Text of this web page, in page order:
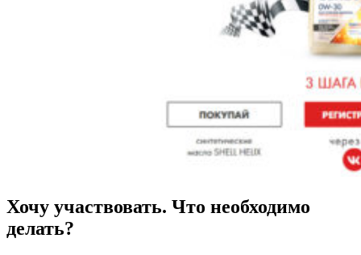
Хочу участвовать. Что необходимо
делать?